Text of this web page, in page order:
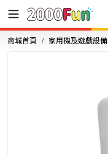
商城首頁 家用機及遊戲設備